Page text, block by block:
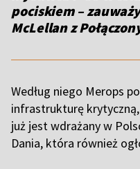
pociskiem –
McLellan z
Według niego Merops
infrastrukturę
już jest wdrażany w
Dania, która również